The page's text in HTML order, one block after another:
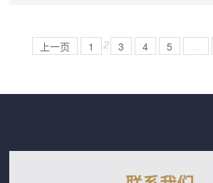
续储存、输送和燃烧利用。在林区清
上一页 1 2 3 4 5